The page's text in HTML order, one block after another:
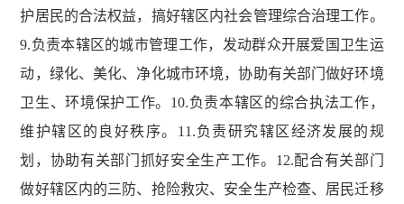
护居民的合法权益，搞好辖区内社会管理综合治理工作。
9.负责本辖区的城市管理工作，发动群众开展爱国卫生运
动，绿化、美化、净化城市环境，协助有关部门做好环境
卫生、环境保护工作。10.负责本辖区的综合执法工作，
维护辖区的良好秩序。11.负责研究辖区经济发展的规
划，协助有关部门抓好安全生产工作。12.配合有关部门
做好辖区内的三防、抢险救灾、安全生产检查、居民迁移